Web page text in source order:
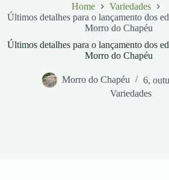
Home
Variedades
Últimos detalhes para o lançamento dos
Morro do Chapéu
Últimos detalhes para o lançamento dos
Morro do Chapéu
Morro do Chapéu
6,
Variedades